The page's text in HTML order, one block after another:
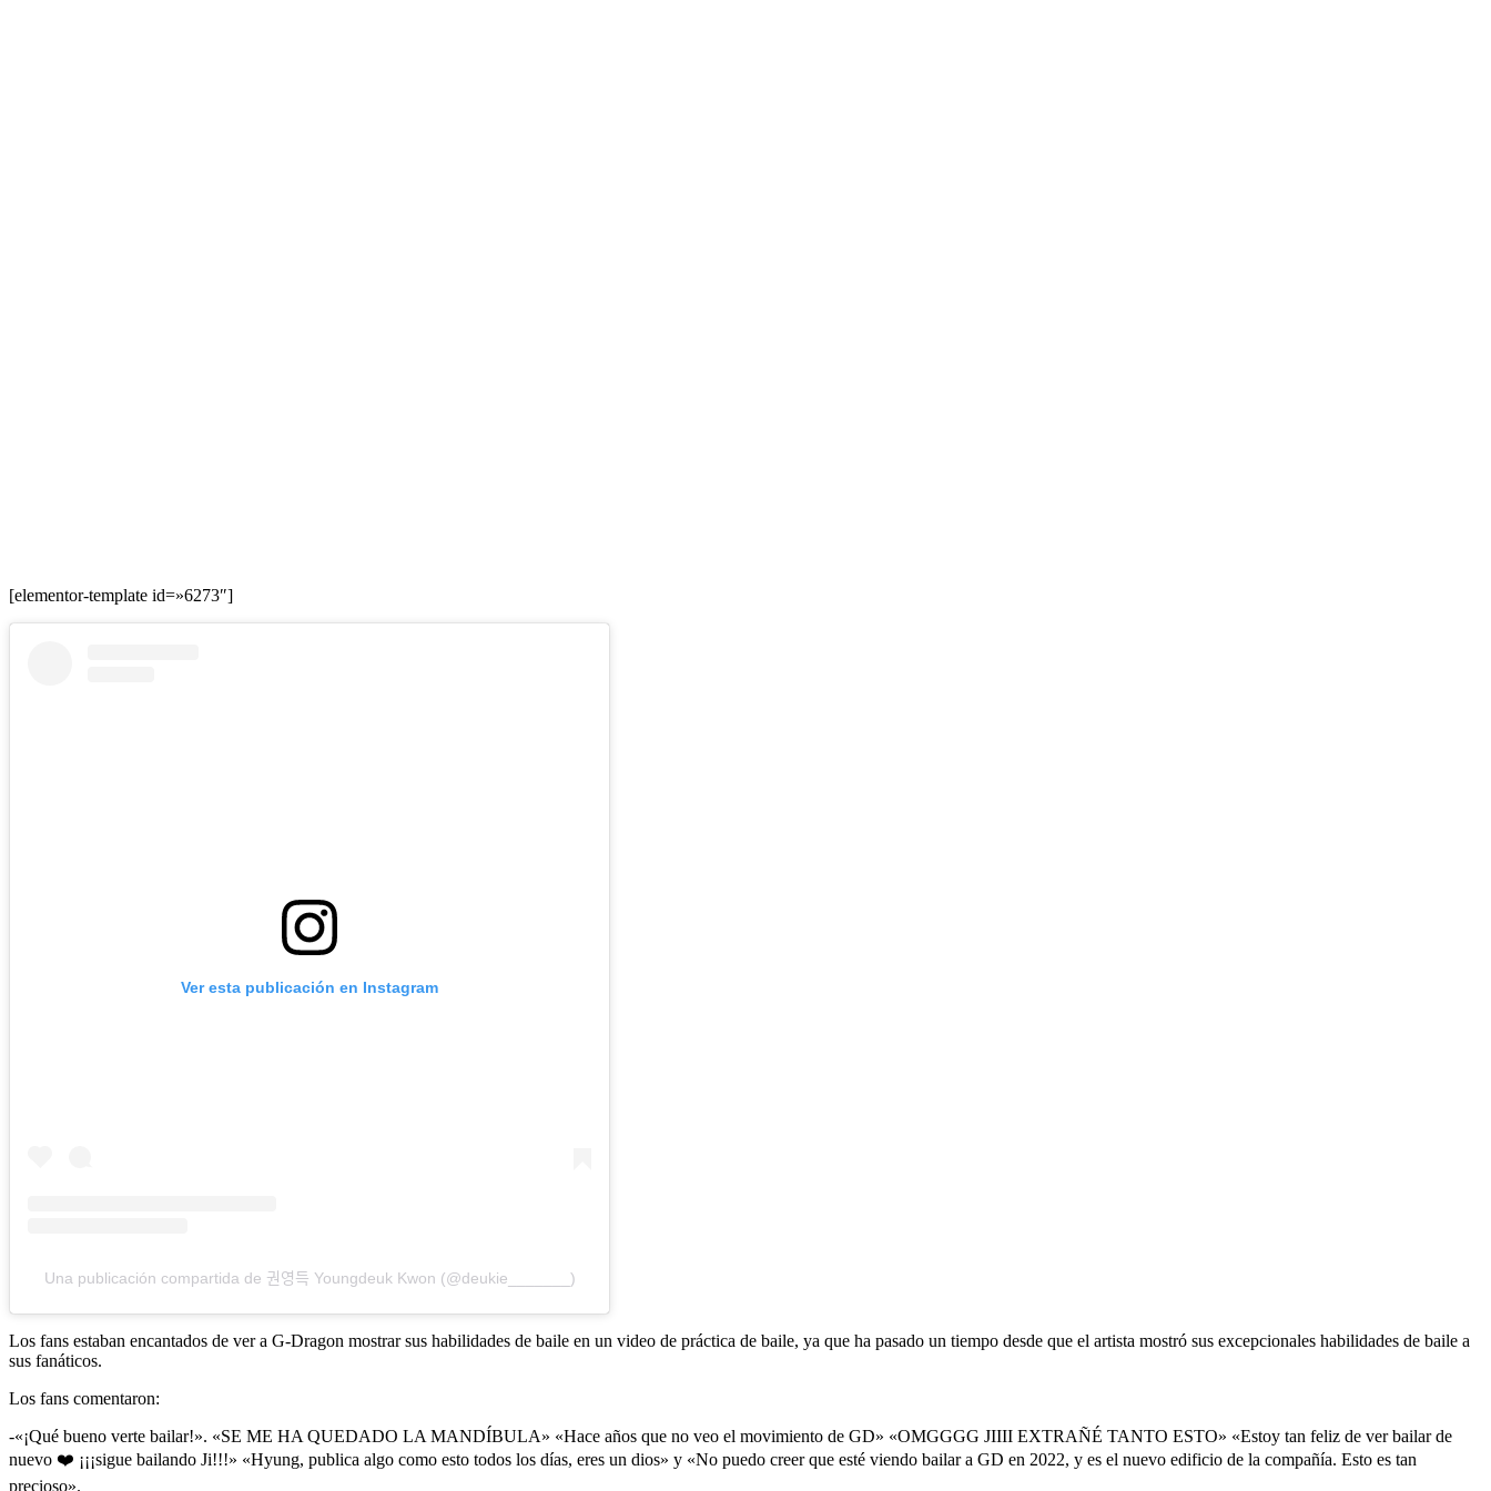
[elementor-template id=»6273″]
Ver esta publicación en Instagram
Una publicación compartida de 권영득 Youngdeuk Kwon (@deukie_______)
Los fans estaban encantados de ver a G-Dragon mostrar sus habilidades de baile en un video de práctica de baile, ya que ha pasado un tiempo desde que el artista mostró sus excepcionales habilidades de baile a
sus fanáticos.
Los fans comentaron:
-«¡Qué bueno verte bailar!». «SE ME HA QUEDADO LA MANDÍBULA» «Hace años que no veo el movimiento de GD» «OMGGGG JIIII EXTRAÑÉ TANTO ESTO» «Estoy tan feliz de ver bailar de
nuevo ❤️ ¡¡¡sigue bailando Ji!!!» «Hyung, publica algo como esto todos los días, eres un dios» y «No puedo creer que esté viendo bailar a GD en 2022, y es el nuevo edificio de la compañía. Esto es tan
precioso».